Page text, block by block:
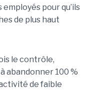
pour qu’ils
de plus haut
le contrôle,
abandonner 100 %
activité de faible